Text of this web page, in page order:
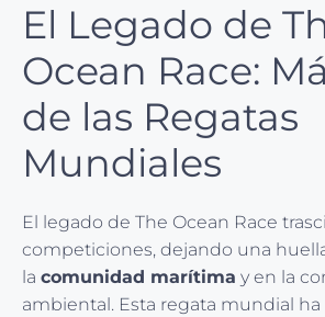
El Legado de
Ocean Race:
de las Regatas
Mundiales
El legado de The Ocean Race
competiciones, dejando una
la comunidad marítima y en la
ambiental. Esta regata mundial